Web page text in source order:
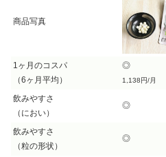
商品写真
1ヶ月のコスパ
（6ヶ月平均）
◎
1,138円/月
飲みやすさ
（におい）
◎
飲みやすさ
（粒の形状）
◎